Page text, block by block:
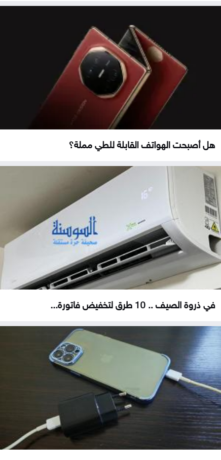
هل أصبحت الهواتف القابلة للطي مملة؟
في ذروة الصيف .. 10 طرق لتخفيض فاتورة...